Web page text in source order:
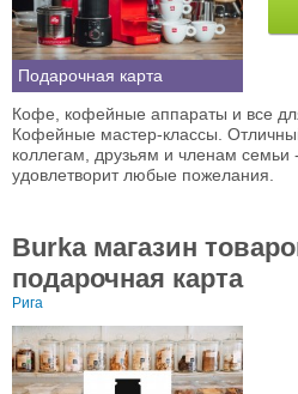
Подарочная карта
Кофе, кофейные аппараты и все
Кофейные мастер-классы.
коллегам, друзьям и членам семьи
удовлетворит любые пожелания.
Burka магазин
подарочная карта
Рига